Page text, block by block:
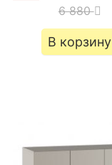
6 880
В корзину